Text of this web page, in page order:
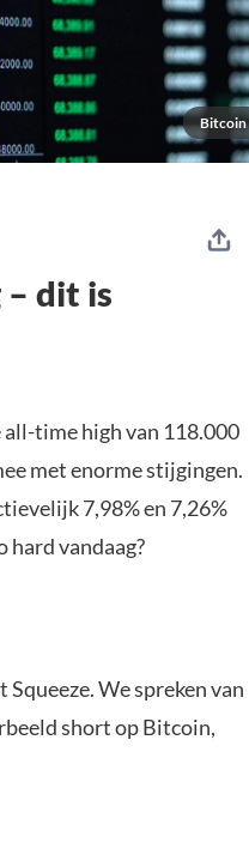
Bitcoin
dit is
time high van 118.000
met enorme stijgingen.
7,98% en 7,26%
hard vandaag?
We spreken van
short op Bitcoin,